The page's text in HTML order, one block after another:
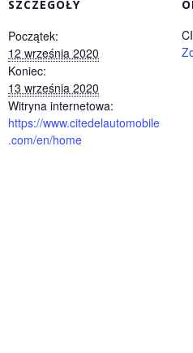
SZCZEGÓŁY
Początek:
12 września 2020
Koniec:
13 września 2020
Witryna internetowa:
https://www.citedelautomobile
.com/en/home